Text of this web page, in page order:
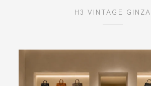
H3 VINTAGE GINZA